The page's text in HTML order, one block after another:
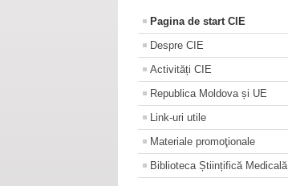
Pagina de start CIE
Despre CIE
Activități CIE
Republica Moldova și UE
Link-uri utile
Materiale promoţionale
Biblioteca Științifică Medicală